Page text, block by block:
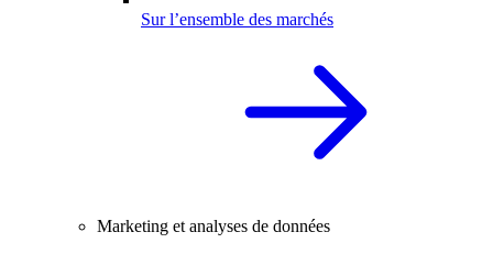
Sur l’ensemble des marchés
Marketing et analyses de données